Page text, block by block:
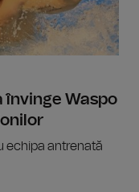
învinge Waspo
echipa antrenată